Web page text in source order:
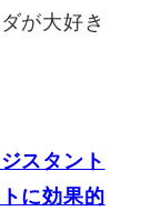
が大好き
スタント
に効果的